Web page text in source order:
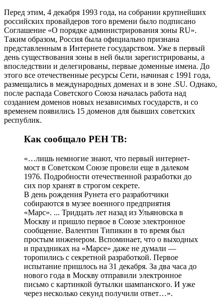
Перед этим, 4 декабря 1993 года, на собрании крупнейших
российских провайдеров того времени было подписано
Соглашение «О порядке администрирования зоны RU».
Таким образом, Россия была официально признана
представленным в Интернете государством. Уже в первый
день существования зоны в ней были зарегистрированы, а
впоследствии и делегированы, первые доменные имена. До
этого все отечественные ресурсы Сети, начиная с 1991 года,
размещались в международных доменах и в зоне .SU. Однако,
после распада Советского Союза началась работа над
созданием доменов новых независимых государств, и со
временем появились 15 доменов для бывших советских
республик.
Как сообщало РЕН ТВ:
«…лишь немногие знают, что первый интернет-
мост в Советском Союзе провели еще в далеком
1976. Подробности отечественной разработки до
сих пор хранят в строгом секрете.
В день рождения Рунета его разработчики
собираются в музее военного предприятия
«Марс». ... Тридцать лет назад из Ульяновска в
Москву и пришло первое в Союзе электронное
сообщение. Валентин Типикин в то время был
простым инженером. Вспоминает, что о выходных
и праздниках на «Марсе» даже не думали —
торопились с секретной разработкой. Первое
испытание пришлось на 31 декабря. За два часа до
нового года в Москву отправили электронное
письмо с картинкой бутылки шампанского. И уже
через несколько секунд получили ответ…».